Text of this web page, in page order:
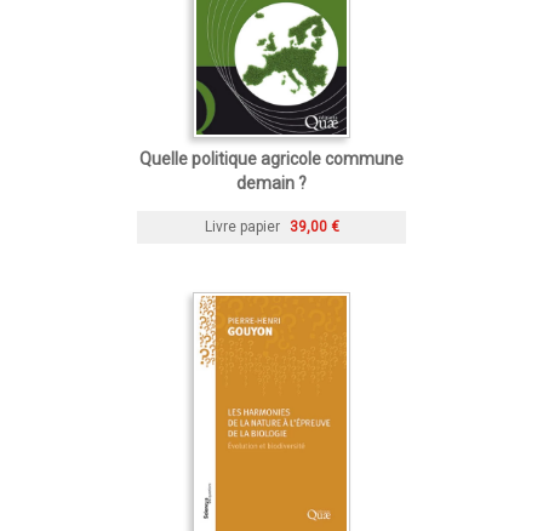
Quelle politique agricole commune
demain ?
Livre papier 39,00 €